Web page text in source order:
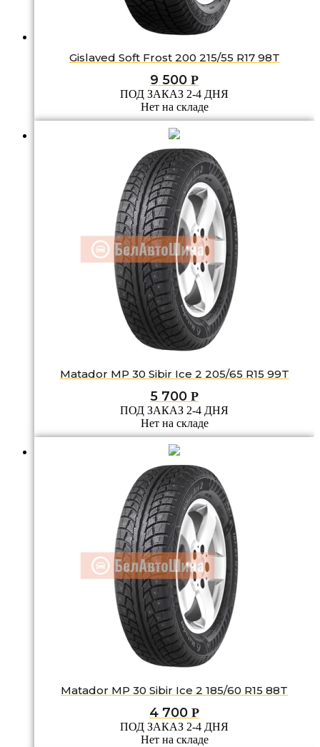
Gislaved Soft Frost 200 215/55 R17 98T
9 500 Р
ПОД ЗАКАЗ 2-4 ДНЯ
Нет на складе
Matador MP 30 Sibir Ice 2 205/65 R15 99T
5 700 Р
ПОД ЗАКАЗ 2-4 ДНЯ
Нет на складе
Matador MP 30 Sibir Ice 2 185/60 R15 88T
4 700 Р
ПОД ЗАКАЗ 2-4 ДНЯ
Нет на складе